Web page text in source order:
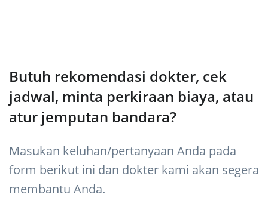
Butuh rekomendasi dokter, cek
jadwal, minta perkiraan biaya, atau
atur jemputan bandara?
Masukan keluhan/pertanyaan Anda pada
form berikut ini dan dokter kami akan segera
membantu Anda.